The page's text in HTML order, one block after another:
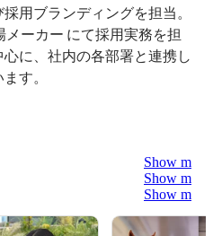
用ブランディングを担当。
ーカー にて採用実務を担
に、社内の各部署と連携し
す。
Show more
Show more
Show more